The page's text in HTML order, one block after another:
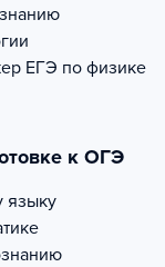
ЕГЭ по физике
к ОГЭ
языку